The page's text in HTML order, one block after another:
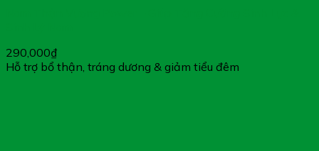
290,000₫
Hỗ trợ bổ thận, tráng dương & giảm tiểu đêm